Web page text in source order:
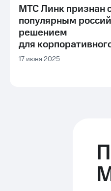
МТС Линк признан
популярным
решением
для
17 июня 2025